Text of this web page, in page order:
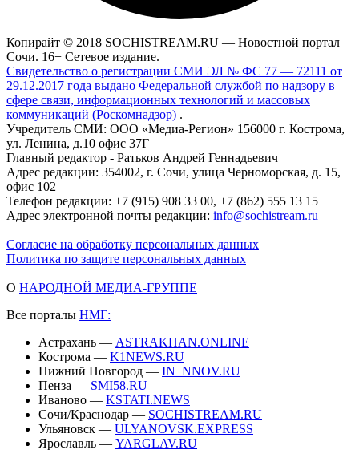
Копирайт © 2018 SOCHISTREAM.RU — Новостной портал
Сочи. 16+ Сетевое издание.
Свидетельство о регистрации СМИ ЭЛ № ФС 77 — 72111 от
29.12.2017 года выдано Федеральной службой по надзору в
сфере связи, информационных технологий и массовых
коммуникаций (Роскомнадзор) .
Учредитель СМИ: ООО «Медиа-Регион» 156000 г. Кострома,
ул. Ленина, д.10 офис 37Г
Главный редактор - Ратьков Андрей Геннадьевич
Адрес редакции: 354002, г. Сочи, улица Черноморская, д. 15,
офис 102
Телефон редакции: +7 (915) 908 33 00, +7 (862) 555 13 15
Адрес электронной почты редакции: info@sochistream.ru
Согласие на обработку персональных данных
Политика по защите персональных данных
О НАРОДНОЙ МЕДИА-ГРУППЕ
Все порталы НМГ:
Астрахань — ASTRAKHAN.ONLINE
Кострома — K1NEWS.RU
Нижний Новгород — IN_NNOV.RU
Пенза — SMI58.RU
Иваново — KSTATI.NEWS
Сочи/Краснодар — SOCHISTREAM.RU
Ульяновск — ULYANOVSK.EXPRESS
Ярославль — YARGLAV.RU